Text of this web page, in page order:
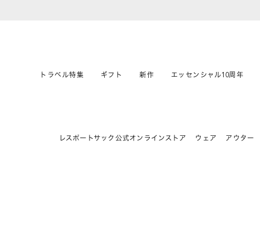
トラベル特集 ギフト 新作 エッセンシャル10周年
レスポートサック公式オンラインストア ウェア アウター